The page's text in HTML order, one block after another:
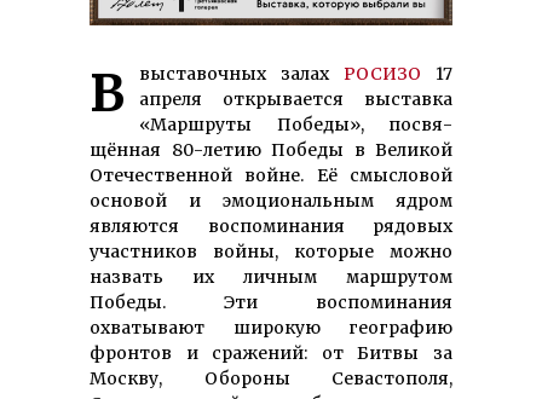
В выс­та­воч­ных за­лах РОС­ИЗО 17
апре­ля откры­вается выставка
«Марш­руты Победы», посвя­
щённая 80-летию Победы в Великой
Отечественной войне. Её смысловой
основой и эмоцио­нальным ядром
являются воспо­минания рядовых
участников войны, которые можно
назвать их личным маршрутом
Победы. Эти воспоминания
охватывают широкую географию
фронтов и сражений: от Битвы за
Москву, Обороны Севастополя,